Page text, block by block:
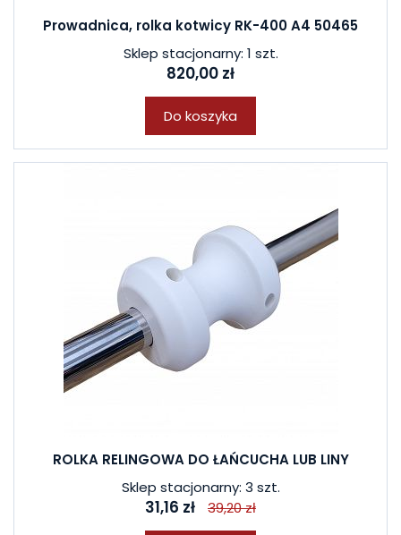
Prowadnica, rolka kotwicy RK-400 A4 50465
Sklep stacjonarny: 1 szt.
820,00 zł
Do koszyka
ROLKA RELINGOWA DO ŁAŃCUCHA LUB LINY
Sklep stacjonarny: 3 szt.
31,16 zł 39,20 zł